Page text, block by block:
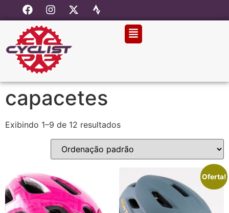
capacetes
Exibindo 1–9 de 12 resultados
Oferta!